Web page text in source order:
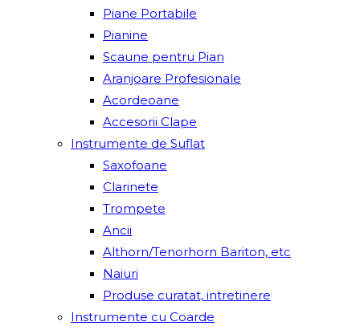
Piane Portabile
Pianine
Scaune pentru Pian
Aranjoare Profesionale
Acordeoane
Accesorii Clape
Instrumente de Suflat
Saxofoane
Clarinete
Trompete
Ancii
Althorn/Tenorhorn Bariton, etc
Naiuri
Produse curatat, intretinere
Instrumente cu Coarde